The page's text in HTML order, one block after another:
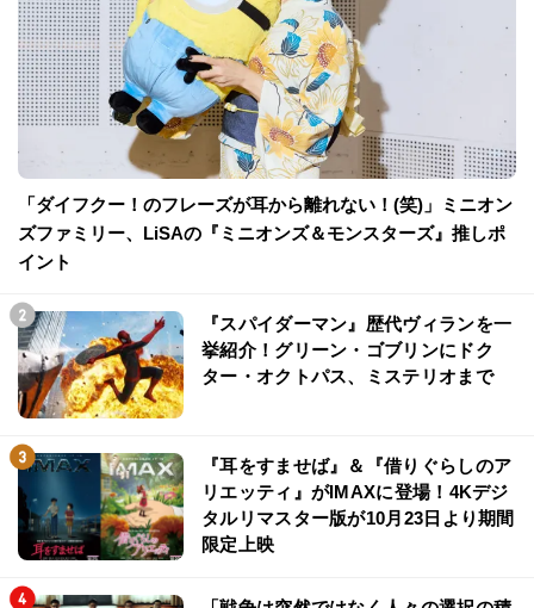
「ダイフクー！のフレーズが耳から離れない！(笑)」ミニオン
ズファミリー、LiSAの『ミニオンズ＆モンスターズ』推しポ
イント
『スパイダーマン』歴代ヴィランを一
挙紹介！グリーン・ゴブリンにドク
ター・オクトパス、ミステリオまで
『耳をすませば』＆『借りぐらしのア
リエッティ』がIMAXに登場！4Kデジ
タルリマスター版が10月23日より期間
限定上映